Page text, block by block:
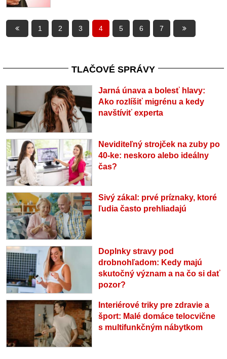
1 2 3 4 5 6 7
TLAČOVÉ SPRÁVY
Jarná únava a bolesť hlavy:
Ako rozlíšiť migrénu a kedy
navštíviť experta
Neviditeľný strojček na zuby po
40-ke: neskoro alebo ideálny
čas?
Sivý zákal: prvé príznaky, ktoré
ľudia často prehliadajú
Doplnky stravy pod
drobnohľadom: Kedy majú
skutočný význam a na čo si dať
pozor?
Interiérové triky pre zdravie a
šport: Malé domáce telocvične
s multifunkčným nábytkom